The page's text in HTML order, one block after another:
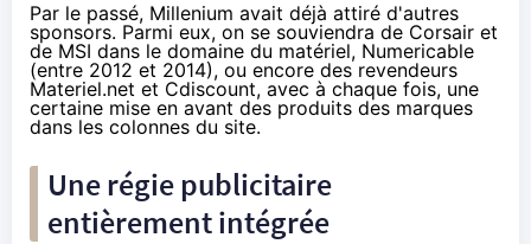
Par le passé, Millenium avait déjà attiré d'autres
sponsors. Parmi eux, on se souviendra de Corsair et
de MSI dans le domaine du matériel, Numericable
(entre 2012 et 2014), ou encore des revendeurs
Materiel.net et Cdiscount, avec à chaque fois, une
certaine mise en avant des produits des marques
dans les colonnes du site.
Une régie publicitaire
entièrement intégrée